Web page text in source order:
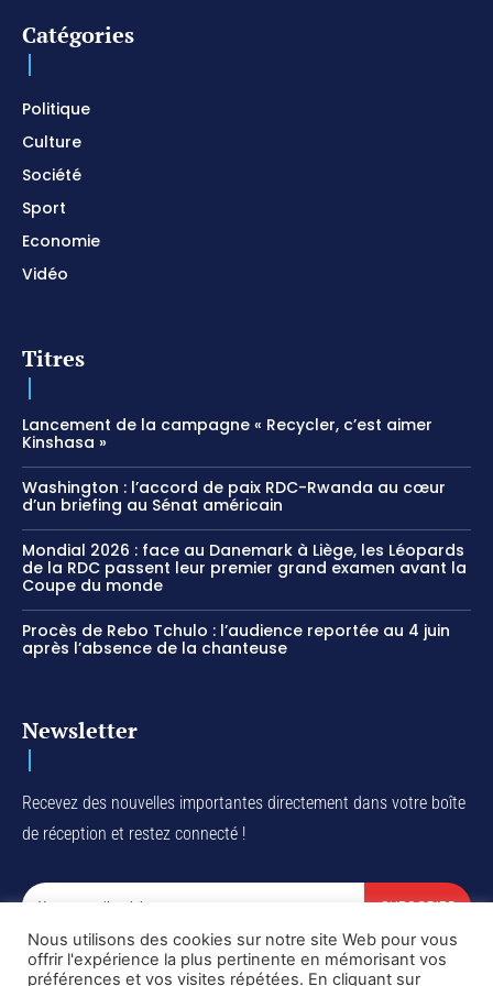
I SURRENDER / Soaking Worship Instrumental /
Catégories
Politique
Culture
Société
Sport
Economie
Vidéo
Titres
Lancement de la campagne « Recycler, c’est aimer
Kinshasa »
Washington : l’accord de paix RDC-Rwanda au cœur
d’un briefing au Sénat américain
Mondial 2026 : face au Danemark à Liège, les Léopards
de la RDC passent leur premier grand examen avant la
Coupe du monde
Procès de Rebo Tchulo : l’audience reportée au 4 juin
après l’absence de la chanteuse
Newsletter
Recevez des nouvelles importantes directement dans votre boîte
de réception et restez connecté !
SUBSCRIBE
I've read and accept thePrivacy Policy.
Nous utilisons des cookies sur notre site Web pour vous
offrir l'expérience la plus pertinente en mémorisant vos
préférences et vos visites répétées. En cliquant sur